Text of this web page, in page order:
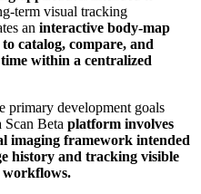
term visual tracking
an interactive body-map
catalog, compare, and
within a centralized
primary development goals
Beta platform involves
imaging framework intended
history and tracking visible
workflows.